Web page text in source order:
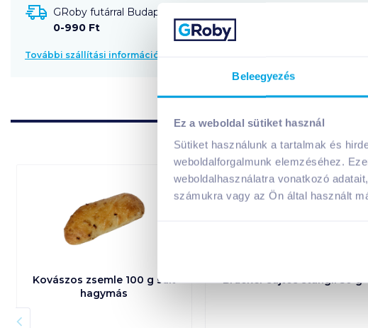
Beleegyezés
Ez a weboldal sütiket használ
Sütiket használunk a tartalmak és
weboldalforgalmunk elemzéséhez.
weboldalhasználatra vonatkozó
számukra vagy az Ön által használt
GRoby futárral Budapestre és környékére szállítható
0-990 Ft
További szállítási információk
Kovászos zsemle 100 g sült
hagymás
Brucker sajtos stangli 50 g